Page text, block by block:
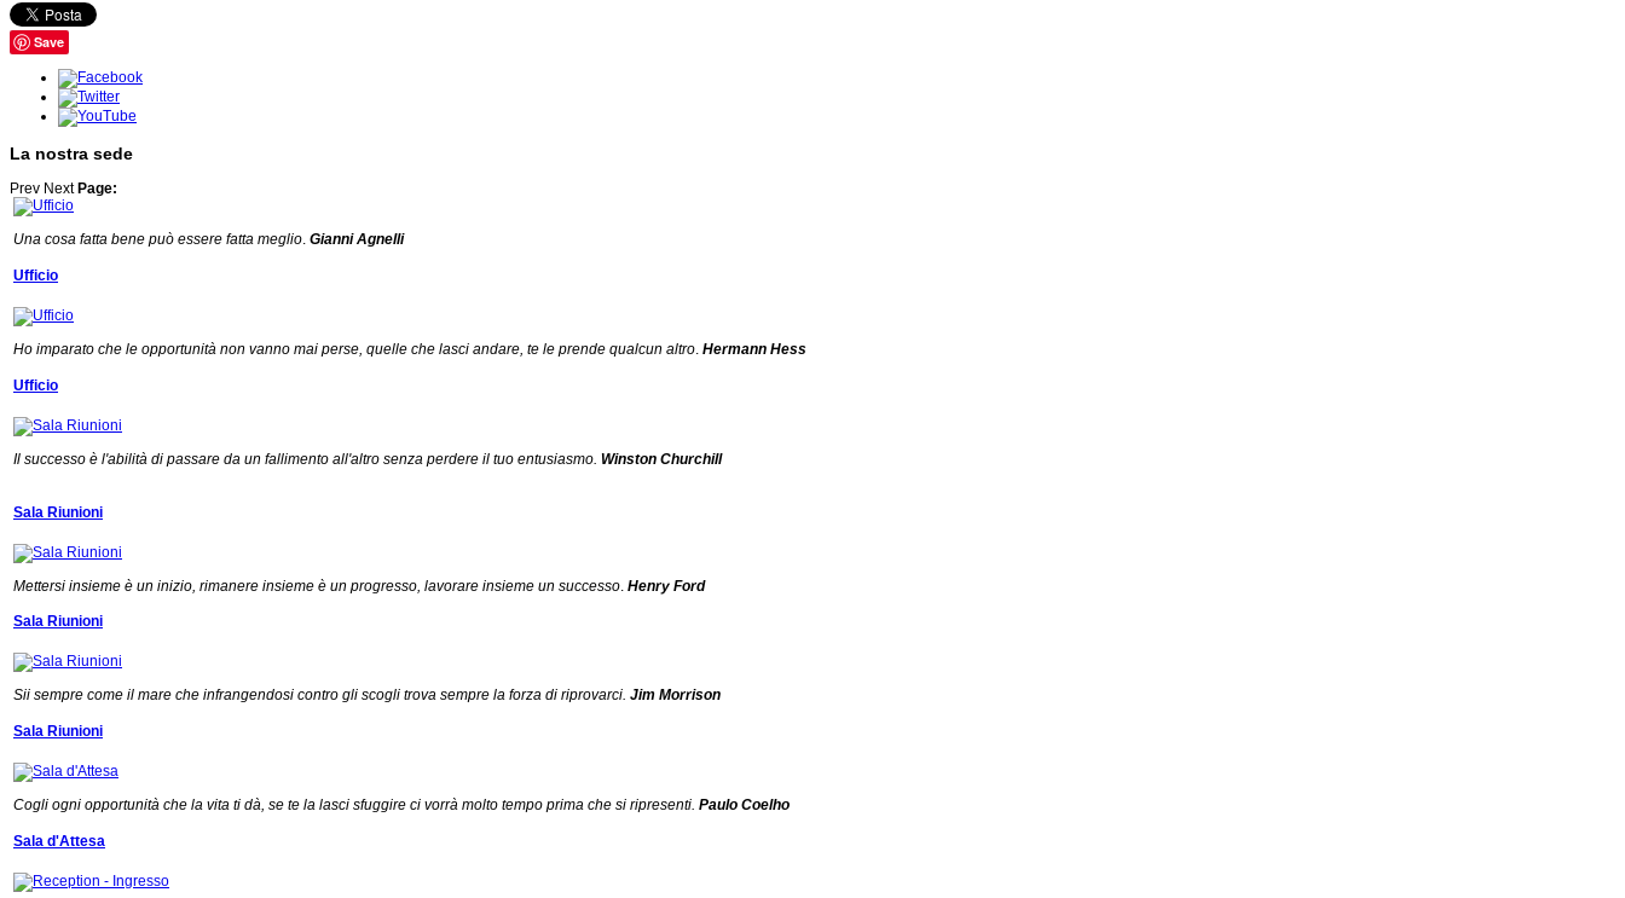
Save
La nostra sede
Prev Next Page:
Una cosa fatta bene può essere fatta meglio. Gianni Agnelli
Ufficio
Ho imparato che le opportunità non vanno mai perse, quelle che lasci andare, te le prende qualcun altro Hermann Hess
Ufficio
Il successo è l'abilità di passare da un fallimento all'altro senza perdere il tuo entusiasmo. Winston Churchill
Sala Riunioni
Mettersi insieme è un inizio, rimanere insieme è un progresso, lavorare insieme un successo Henry Ford
Sala Riunioni
Sii sempre come il mare che infrangendosi contro gli scogli trova sempre la forza di riprovarci. Jim Morrison
Sala Riunioni
Cogli ogni opportunità che la vita ti dà, se te la lasci sfuggire ci vorrà molto tempo prima che si ripresenti. Paulo Coelho
Sala d'Attesa